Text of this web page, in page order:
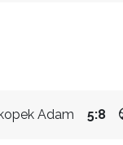
Adam 5:8